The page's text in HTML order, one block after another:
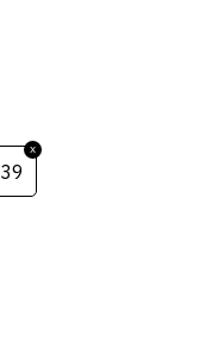
39